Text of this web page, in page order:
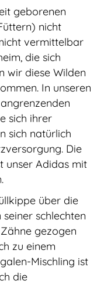
geborenen
nicht
vermittelbar
die sich
wir diese Wilden
In unseren
sich ihrer
sich natürlich
Die
unser Adidas mit
über die
schlechten
gezogen
zu einem
Mischling ist
die